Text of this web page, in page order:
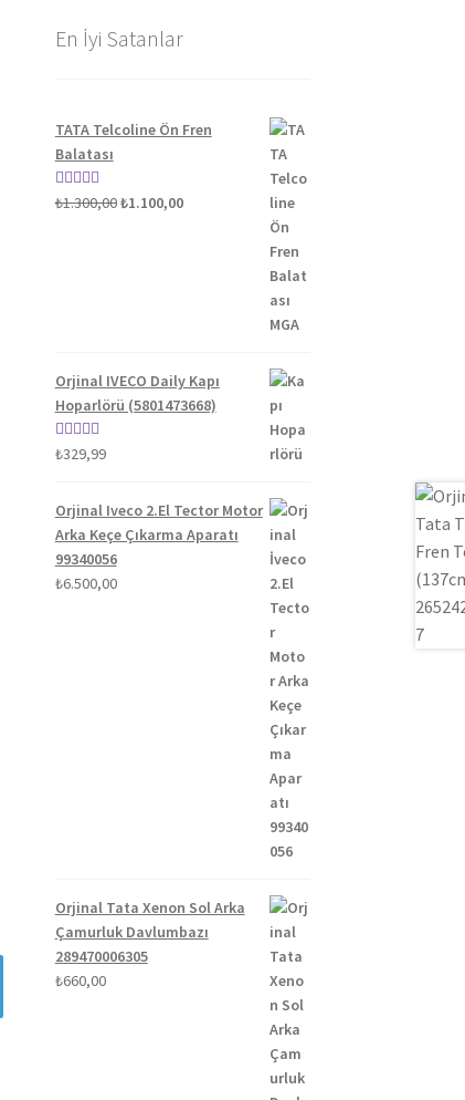
En İyi Satanlar
TATA Telcoline Ön Fren
Balatası
5 üzerinden
₺1.300,00Orijinal
₺1.100,00Şu
Orjinal IVECO Daily Kapı
Hoparlörü (5801473668)
5 üzerinden
₺329,99
Orjinal Iveco 2.El Tector Motor
Arka Keçe Çıkarma Aparatı
99340056
₺6.500,00
Orjinal Tata Xenon Sol Arka
Çamurluk Davlumbazı
289470006305
₺660,00